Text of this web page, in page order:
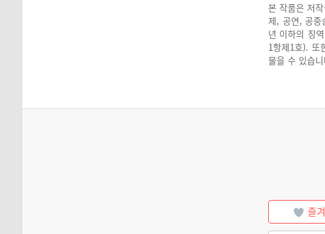
본 작품은 저
제, 공연, 공중
년 이하의 징
1항제1호). 또
물을 수 있습
즐